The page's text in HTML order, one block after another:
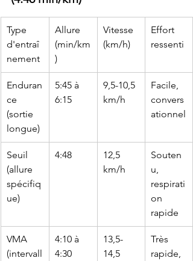
Type
d'entraî
nement
Allure
(min/km
)
Vitesse
(km/h)
Effort
ressenti
Enduran
ce
(sortie
longue)
5:45 à
6:15
9,5-10,5
km/h
Facile,
convers
ationnel
Seuil
(allure
spécifiq
ue)
4:48
12,5
km/h
Souten
u,
respirati
on
rapide
VMA
(intervall
4:10 à
4:30
13,5-
14,5
Très
rapide,